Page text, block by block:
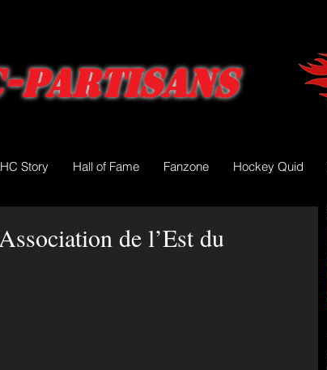
Partisans
Story Hall of Fame Fanzone Hockey Quid
de l’Est du